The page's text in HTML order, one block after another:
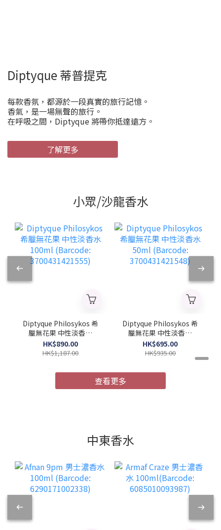
Diptyque 蒂普提克
每款香氛，都源於一段真實的旅行記憶。
香氣，是一場無聲的旅行。
在呼吸之間，Diptyque 將帶你抵達遠方。
了解更多
小眾/沙龍香水
Diptyque Philosykos 希
臘無花果 中性淡香水
100ml (Barcode:
3700431421555)
HK$890.00
HK$1,187.00
Diptyque Philosykos 希
臘無花果 中性淡香水
50ml (Barcode:
3700431421548)
HK$695.00
HK$935.00
查看更多
中東香水